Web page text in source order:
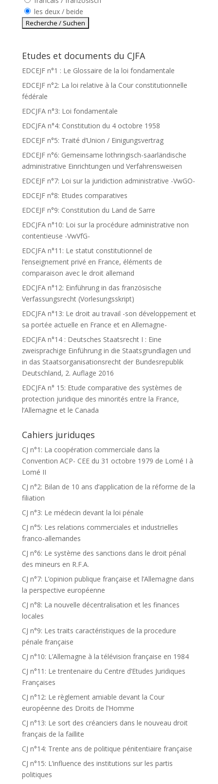
les deux / beide
Etudes et documents du CJFA
EDCEJF n°1 : Le Glossaire de la loi fondamentale
EDCEJF n°2: La loi relative à la Cour constitutionnelle
fédérale
EDCJFA n°3: Loi fondamentale
EDCJFA n°4: Constitution du 4 octobre 1958
EDCEJF n°5: Traité d’Union / Einigungsvertrag
EDCEJF n°6: Gemeinsame lothringisch-saarländische
administrative Einrichtungen und Verfahrensweisen
EDCEJF n°7: Loi sur la juridiction administrative -VwGO-
EDCEJF n°8: Etudes comparatives
EDCEJF n°9: Constitution du Land de Sarre
EDCJFA n°10: Loi sur la procédure administrative non
contentieuse -VwVfG-
EDCJFA n°11: Le statut constitutionnel de
l’enseignement privé en France, éléments de
comparaison avec le droit allemand
EDCJFA n°12: Einführung in das französische
Verfassungsrecht (Vorlesungsskript)
EDCJFA n°13: Le droit au travail -son développement et
sa portée actuelle en France et en Allemagne-
EDCJFA n°14 : Deutsches Staatsrecht I : Eine
zweisprachige Einführung in die Staatsgrundlagen und
in das Staatsorganisationsrecht der Bundesrepublik
Deutschland, 2. Auflage 2016
EDCJFA n° 15: Etude comparative des systèmes de
protection juridique des minorités entre la France,
l’Allemagne et le Canada
Cahiers juriduqes
CJ n°1: La coopération commerciale dans la
Convention ACP- CEE du 31 octobre 1979 de Lomé I à
Lomé II
CJ n°2: Bilan de 10 ans d’application de la réforme de la
filiation
CJ n°3: Le médecin devant la loi pénale
CJ n°5: Les relations commerciales et industrielles
franco-allemandes
CJ n°6: Le système des sanctions dans le droit pénal
des mineurs en R.F.A.
CJ n°7: L’opinion publique française et l’Allemagne dans
la perspective européenne
CJ n°8: La nouvelle décentralisation et les finances
locales
CJ n°9: Les traits caractéristiques de la procedure
pénale française
CJ n°10: L’Allemagne à la télévision française en 1984
CJ n°11: Le trentenaire du Centre d’Etudes Juridiques
Françaises
CJ n°12: Le règlement amiable devant la Cour
européenne des Droits de l’Homme
CJ n°13: Le sort des créanciers dans le nouveau droit
français de la faillite
CJ n°14: Trente ans de politique pénitentiaire française
CJ n°15: L’influence des institutions sur les partis
politiques